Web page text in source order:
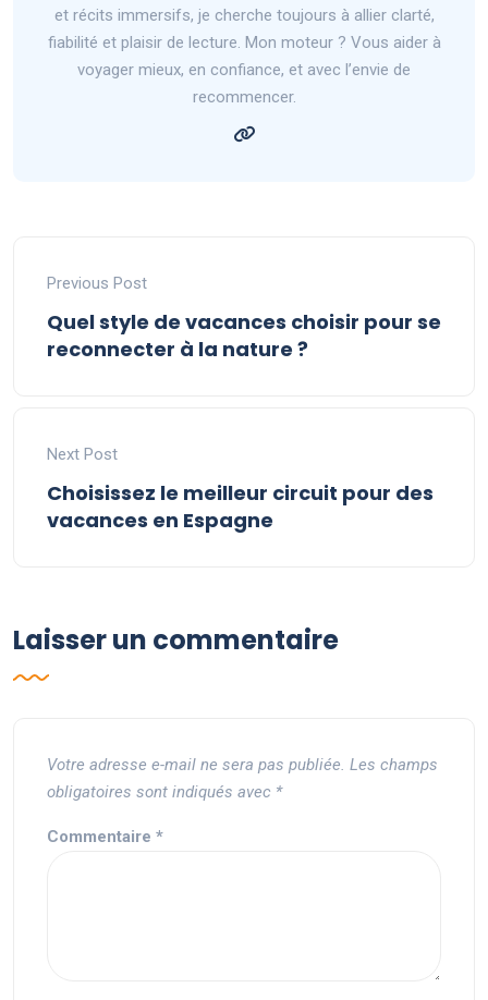
et récits immersifs, je cherche toujours à allier clarté,
fiabilité et plaisir de lecture. Mon moteur ? Vous aider à
voyager mieux, en confiance, et avec l’envie de
recommencer.
Previous Post
Quel style de vacances choisir pour se
reconnecter à la nature ?
Next Post
Choisissez le meilleur circuit pour des
vacances en Espagne
Laisser un commentaire
Votre adresse e-mail ne sera pas publiée. Les champs
obligatoires sont indiqués avec *
Commentaire *